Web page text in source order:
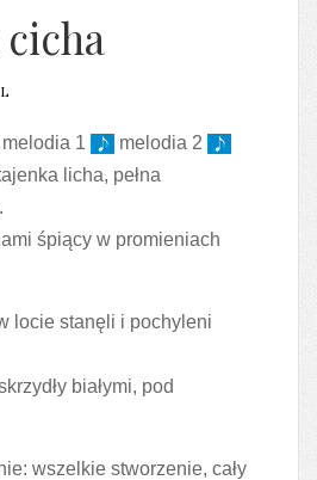
melodia 1
melodia 2
licha, pełna
śpiący w promieniach
locie stanęli i pochyleni
białymi, pod
wszelkie stworzenie, cały